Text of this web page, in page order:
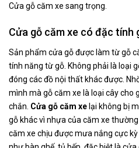
Cửa gỗ căm xe sang trọng.
Cửa gỗ căm xe có đặc tính
Sản phẩm cửa gỗ được làm từ gỗ
tính năng từ gỗ. Không phải là loại
đóng các đồ nội thất khác được.
mình mà gỗ căm xe là loại cây cho
chắn. Cửa gỗ căm xe lại không bị
gỗ khác vì nhựa của căm xe
căm xe chịu được mưa nắng cực